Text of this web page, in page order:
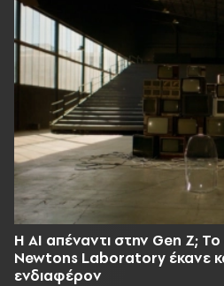
Η AI απέναντι στην Gen Z;
Newtons Laboratory έκανε
ενδιαφέρον